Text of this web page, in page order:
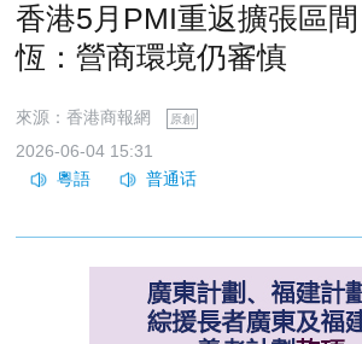
香港5月PMI重返擴張區
恆：營商環境仍審慎
來源：香港商報網 原創
2026-06-04 15:31